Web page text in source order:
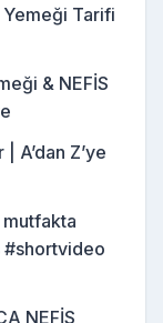
Yemeği Tarifi
& NEFİS
A’dan Z’ye
mutfakta
#shortvideo
NEFİS